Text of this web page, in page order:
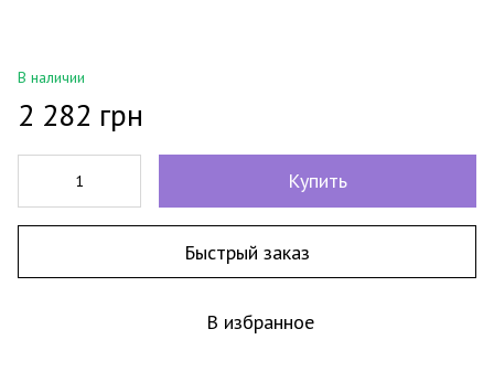
В наличии
2 282 грн
Купить
Быстрый заказ
В избранное